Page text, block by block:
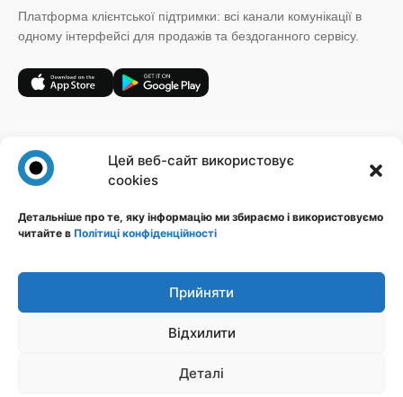
Цей веб-сайт використовує
cookies
Детальніше про те, яку інформацію ми збираємо і використовуємо
читайте в Політиці конфіденційності
Прийняти
Відхилити
Деталі
Платформа клієнтської підтримки: всі канали комунікації в
одному інтерфейсі для продажів та бездоганного сервісу.
sales@novatalks.com.ua
Форма зворотного зв'язку
Ідеї
Правова інформація